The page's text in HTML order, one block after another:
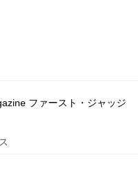
ファースト・ジャッジ